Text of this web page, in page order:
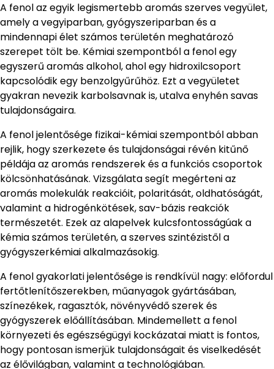
A fenol az egyik legismertebb aromás szerves vegyület,
amely a vegyiparban, gyógyszeriparban és a
mindennapi élet számos területén meghatározó
szerepet tölt be. Kémiai szempontból a fenol egy
egyszerű aromás alkohol, ahol egy hidroxilcsoport
kapcsolódik egy benzolgyűrűhöz. Ezt a vegyületet
gyakran nevezik karbolsavnak is, utalva enyhén savas
tulajdonságaira.
A fenol jelentősége fizikai-kémiai szempontból abban
rejlik, hogy szerkezete és tulajdonságai révén kitűnő
példája az aromás rendszerek és a funkciós csoportok
kölcsönhatásának. Vizsgálata segít megérteni az
aromás molekulák reakcióit, polaritását, oldhatóságát,
valamint a hidrogénkötések, sav-bázis reakciók
természetét. Ezek az alapelvek kulcsfontosságúak a
kémia számos területén, a szerves szintézistől a
gyógyszerkémiai alkalmazásokig.
A fenol gyakorlati jelentősége is rendkívül nagy: előfordul
fertőtlenítőszerekben, műanyagok gyártásában,
színezékek, ragasztók, növényvédő szerek és
gyógyszerek előállításában. Mindemellett a fenol
környezeti és egészségügyi kockázatai miatt is fontos,
hogy pontosan ismerjük tulajdonságait és viselkedését
az élővilágban, valamint a technológiában.